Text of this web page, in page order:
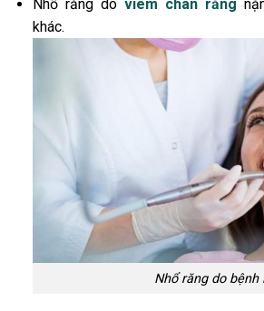
Nhổ răng do viêm chân răng
khác.
Nhổ răng do bệnh